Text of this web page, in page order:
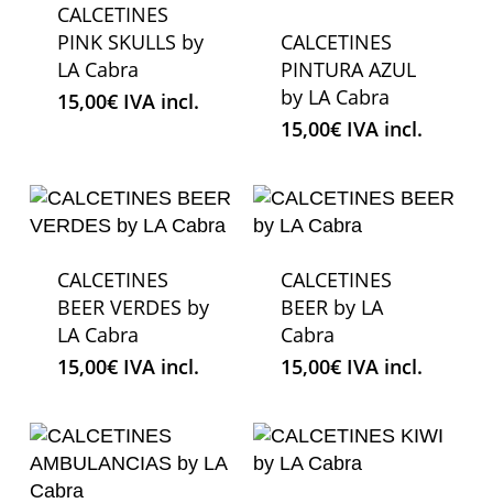
CALCETINES
PINK SKULLS by
LA Cabra
15,00€ IVA incl.
CALCETINES
PINTURA AZUL
by LA Cabra
15,00€ IVA incl.
CALCETINES
BEER VERDES by
LA Cabra
15,00€ IVA incl.
CALCETINES
BEER by LA
Cabra
15,00€ IVA incl.